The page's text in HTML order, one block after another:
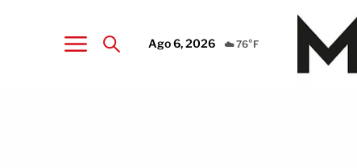
Ago 6, 2026 ☁️ 76°F